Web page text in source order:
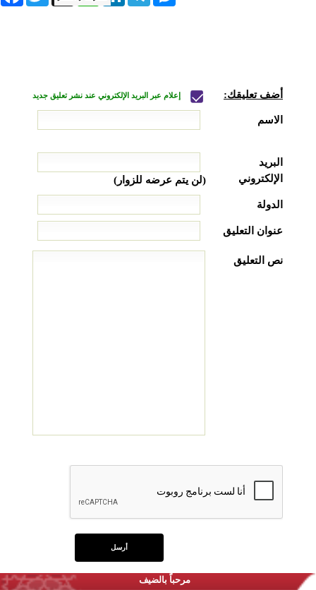
أضف تعليقك: إعلام عبر البريد الإلكتروني عند نشر تعليق جديد
الاسم
البريد
الإلكتروني
(لن يتم عرضه للزوار)
الدولة
عنوان التعليق
نص التعليق
مرحباً بالضيف